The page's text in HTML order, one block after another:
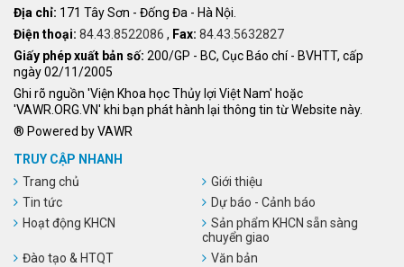
Địa chỉ: 171 Tây Sơn - Đống Đa - Hà Nội.
Điện thoại: 84.43.8522086 , Fax: 84.43.5632827
Giấy phép xuất bản số: 200/GP - BC, Cục Báo chí - BVHTT, cấp
ngày 02/11/2005
Ghi rõ nguồn 'Viện Khoa học Thủy lợi Việt Nam' hoặc
'VAWR.ORG.VN' khi bạn phát hành lại thông tin từ Website này.
® Powered by VAWR
TRUY CẬP NHANH
Trang chủ
Giới thiệu
Tin tức
Dự báo - Cảnh báo
Hoạt động KHCN
Sản phẩm KHCN sẵn sàng
chuyển giao
Đào tạo & HTQT
Văn bản